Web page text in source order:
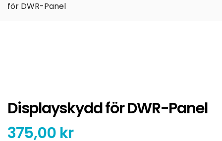
för DWR-Panel
Displayskydd för DWR-Panel
375,00 kr